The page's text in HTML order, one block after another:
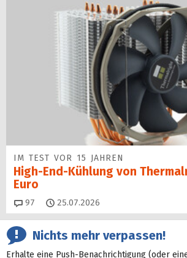
IM TEST VOR 15 JAHREN
High-End-Kühlung von
Euro
97 Kommentare
25.07.2026
Nichts mehr verpassen!
Erhalte eine Push-Benachrichtigung (oder